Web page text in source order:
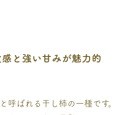
と強い甘みが魅力的
呼ばれる干し柿の一種です。